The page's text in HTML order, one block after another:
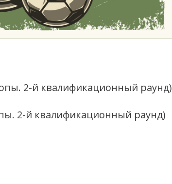
2-й квалификационный раунд)
2-й квалификационный раунд)